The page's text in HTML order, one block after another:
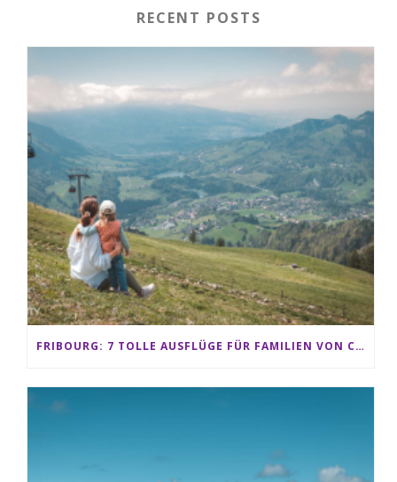
RECENT POSTS
FRIBOURG: 7 TOLLE AUSFLÜGE FÜR FAMILIEN VON CHARMEY BIS LES PACCOTS